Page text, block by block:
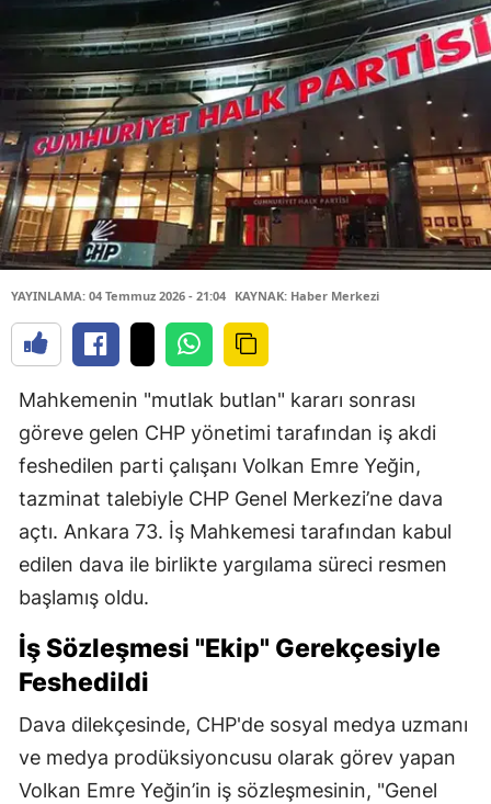
YAYINLAMA: 04 Temmuz 2026 - 21:04 KAYNAK: Haber Merkezi
Mahkemenin "mutlak butlan" kararı sonrası
göreve gelen CHP yönetimi tarafından iş akdi
feshedilen parti çalışanı Volkan Emre Yeğin,
tazminat talebiyle CHP Genel Merkezi’ne dava
açtı. Ankara 73. İş Mahkemesi tarafından kabul
edilen dava ile birlikte yargılama süreci resmen
başlamış oldu.
İş Sözleşmesi "Ekip" Gerekçesiyle
Feshedildi
Dava dilekçesinde, CHP'de sosyal medya uzmanı
ve medya prodüksiyoncusu olarak görev yapan
Volkan Emre Yeğin’in iş sözleşmesinin, "Genel